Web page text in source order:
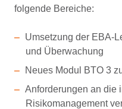
folgende Bereiche:
Umsetzung der EBA-
und Überwachung
Neues Modul BTO 3
Anforderungen an die
Risikomanagement